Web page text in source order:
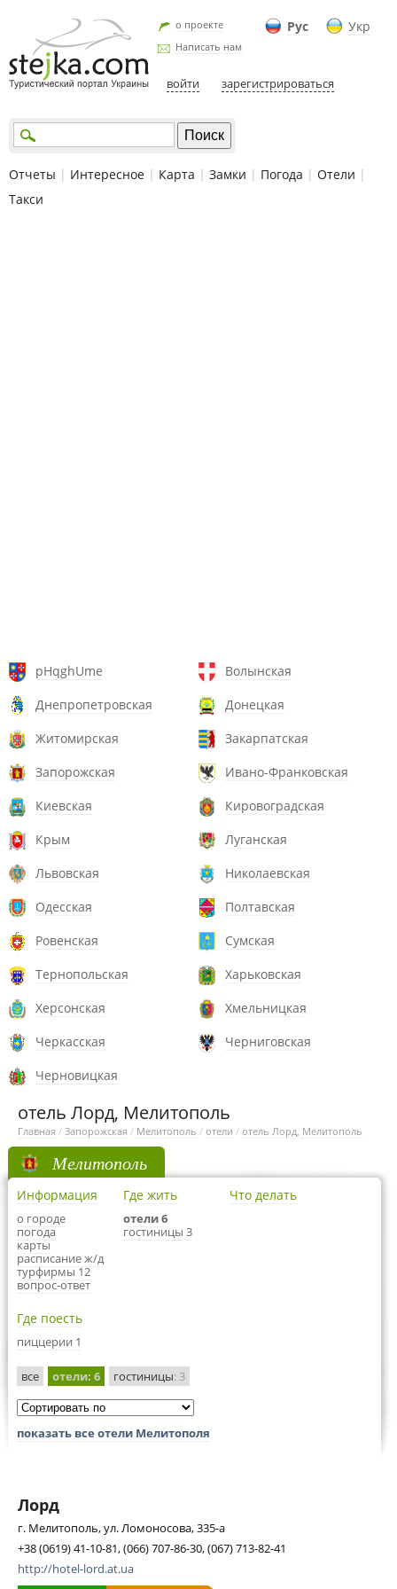
Рус Укр
о проекте
Написать нам
войти зарегистрироваться
Отчеты | Интересное | Карта | Замки | Погода | Отели |
Такси
pHqghUme
Волынская
Днепропетровская
Донецкая
Житомирская
Закарпатская
Запорожская
Ивано-Франковская
Киевская
Кировоградская
Крым
Луганская
Львовская
Николаевская
Одесская
Полтавская
Ровенская
Сумская
Тернопольская
Харьковская
Херсонская
Хмельницкая
Черкасская
Черниговская
Черновицкая
отель Лорд, Мелитополь
Главная / Запорожская / Мелитополь / отели / отель Лорд, Мелитополь
Мелитополь
Информация
о городе
погода
карты
расписание ж/д
турфирмы 12
вопрос-ответ
Где жить
отели 6
гостиницы 3
Что делать
Где поесть
пиццерии 1
все отели: 6 гостиницы: 3
показать все отели Мелитополя
Лорд
г. Мелитополь, ул. Ломоносова, 335-а
+38 (0619) 41-10-81, (066) 707-86-30, (067) 713-82-41
http://hotel-lord.at.ua